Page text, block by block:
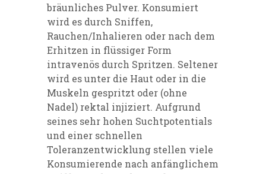
bräunliches Pulver. Konsumiert
wird es durch Sniffen,
Rauchen/Inhalieren oder nach dem
Erhitzen in flüssiger Form
intravenös durch Spritzen. Seltener
wird es unter die Haut oder in die
Muskeln gespritzt oder (ohne
Nadel) rektal injiziert. Aufgrund
seines sehr hohen Suchtpotentials
und einer schnellen
Toleranzentwicklung stellen viele
Konsumierende nach anfänglichem